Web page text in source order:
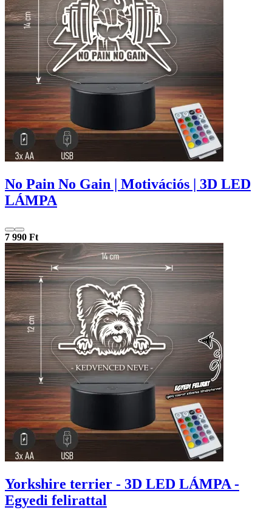
No Pain No Gain | Motivációs | 3D LED
LÁMPA
7 990 Ft
Yorkshire terrier - 3D LED LÁMPA -
Egyedi felirattal